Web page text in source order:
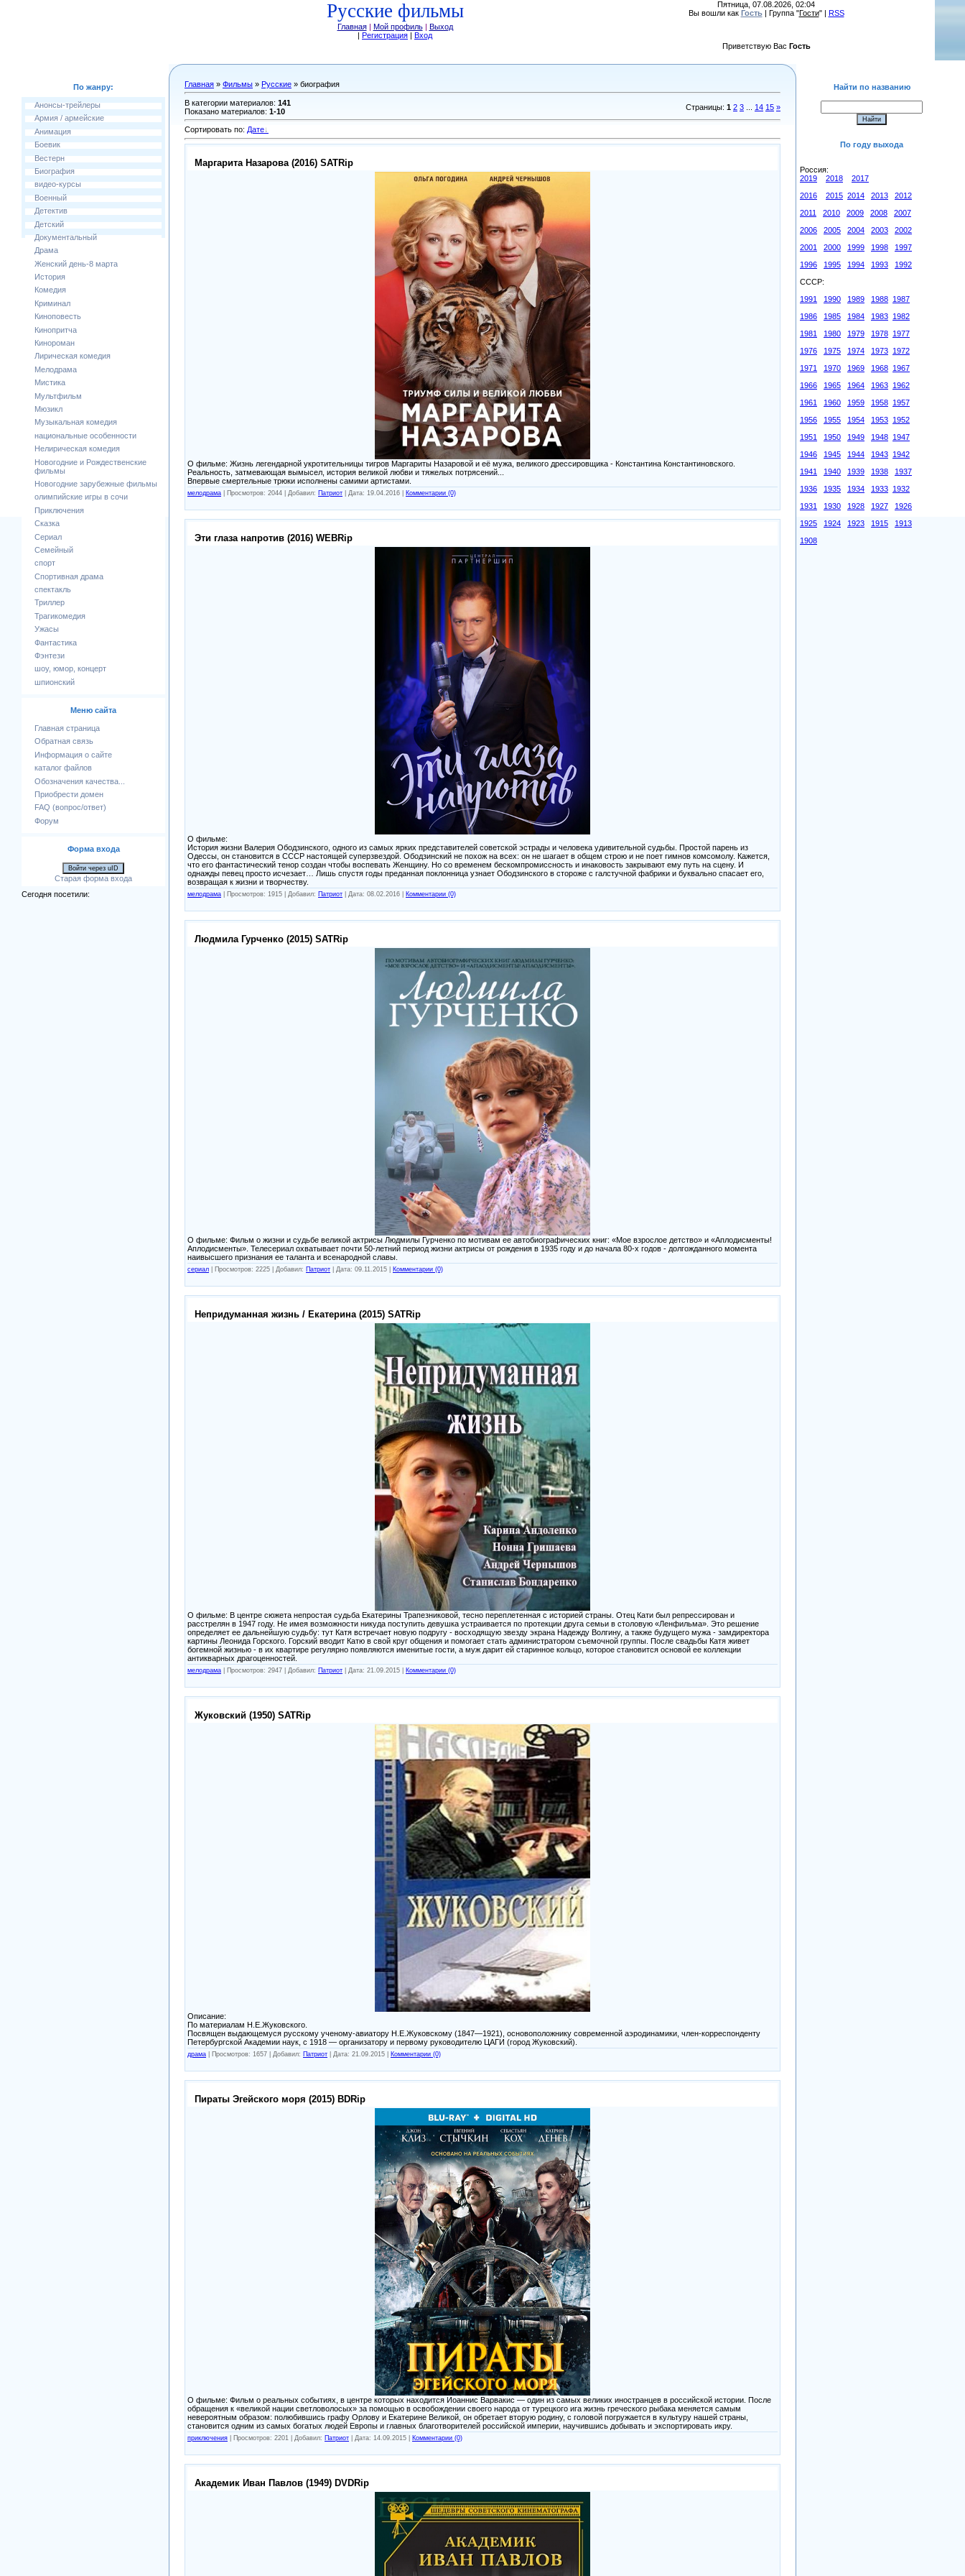
Русские фильмы
Главная| Мой профиль| Выход
| Регистрация | Вход
Пятница, 07.08.2026, 02:04
Вы вошли как Гость| Группа "Гости" | RSS
Приветствую Вас Гость
По жанру:
Анонсы-трейлеры
Армия / армейские
Анимация
Боевик
Вестерн
Биография
видео-курсы
Военный
Детектив
Детский
Документальный
Драма
Женский день-8 марта
История
Комедия
Криминал
Киноповесть
Кинопритча
Кинороман
Лирическая комедия
Мелодрама
Мистика
Мультфильм
Мюзикл
Музыкальная комедия
национальные особенности
Нелирическая комедия
Новогодние и Рождественские
фильмы
Новогодние зарубежные фильмы
олимпийские игры в сочи
Приключения
Сказка
Сериал
Семейный
спорт
Спортивная драма
спектакль
Триллер
Трагикомедия
Ужасы
Фантастика
Фэнтези
шоу, юмор, концерт
шпионский
Меню сайта
Главная страница
Обратная связь
Информация о сайте
каталог файлов
Обозначения качества...
Приобрести домен
FAQ (вопрос/ответ)
Форум
Форма входа
Войти через uID
Старая форма входа
Сегодня посетили:
Главная » Фильмы » Русские » биография
В категории материалов: 141
Показано материалов: 1-10 Страницы: 1 2 3 14 15 »
Сортировать по: Дате
Маргарита Назарова (2016) SATRip
О фильме: Жизнь легендарной укротительницы тигров Маргариты Назаровой и её мужа, великого дрессировщика - Константина Константиновского.
Реальность, затмевающая вымысел, история великой любви и тяжелых потрясений...
Впервые смертельные трюки исполнены самими артистами.
мелодрама Просмотров: 2044 | Добавил: Патриот Дата: 19.04.2016 Комментарии (0)
Эти глаза напротив (2016) WEBRip
О фильме:
История жизни Валерия Ободзинского, одного из самых ярких представителей советской эстрады и человека удивительной судьбы. Простой парень из
Одессы, он становится в СССР настоящей суперзвездой. Ободзинский не похож на всех: он не шагает в общем строю и не поет гимнов комсомолу. Кажется,
что его фантастический тенор создан чтобы воспевать Женщину. Но со временем бескомпромиссность и инаковость закрывают ему путь на сцену. И
однажды певец просто исчезает… Лишь спустя годы преданная поклонница узнает Ободзинского в стороже с галстучной фабрики и буквально спасает его,
возвращая к жизни и творчеству.
мелодрама Просмотров: 1915 | Добавил: Патриот Дата: 08.02.2016 Комментарии (0)
Людмила Гурченко (2015) SATRip
О фильме: Фильм о жизни и судьбе великой актрисы Людмилы Гурченко по мотивам ее автобиографических книг: «Мое взрослое детство» и «Аплодисменты!
Аплодисменты». Телесериал охватывает почти 50-летний период жизни актрисы от рождения в 1935 году и до начала 80-х годов - долгожданного момента
наивысшего признания ее таланта и всенародной славы.
сериал Просмотров: 2225 | Добавил: Патриот Дата: 09.11.2015 Комментарии (0)
Непридуманная жизнь / Екатерина (2015) SATRip
О фильме: В центре сюжета непростая судьба Екатерины Трапезниковой, тесно переплетенная с историей страны. Отец Кати был репрессирован и
расстрелян в 1947 году. Не имея возможности никуда поступить девушка устраивается по протекции друга семьи в столовую «Ленфильма». Это решение
определяет ее дальнейшую судьбу: тут Катя встречает новую подругу - восходящую звезду экрана Надежду Волгину, а также будущего мужа - замдиректора
картины Леонида Горского. Горский вводит Катю в свой круг общения и помогает стать администратором съемочной группы. После свадьбы Катя живет
богемной жизнью - в их квартире регулярно появляются именитые гости, а муж дарит ей старинное кольцо, которое становится основой ее коллекции
антикварных драгоценностей.
мелодрама Просмотров: 2947 | Добавил: Патриот Дата: 21.09.2015 Комментарии (0)
Жуковский (1950) SATRip
Описание:
По материалам Н.Е.Жуковского.
Посвящен выдающемуся русскому ученому-авиатору Н.Е.Жуковскому (1847—1921), основоположнику современной аэродинамики, член-корреспонденту
Петербургской Академии наук, с 1918 — организатору и первому руководителю ЦАГИ (город Жуковский).
драма Просмотров: 1657 | Добавил: Патриот Дата: 21.09.2015 Комментарии (0)
Пираты Эгейского моря (2015) BDRip
О фильме: Фильм о реальных событиях, в центре которых находится Иоаннис Варвакис — один из самых великих иностранцев в российской истории. После
обращения к «великой нации светловолосых» за помощью в освобождении своего народа от турецкого ига жизнь греческого рыбака меняется самым
невероятным образом: полюбившись графу Орлову и Екатерине Великой, он обретает вторую родину, с головой погружается в культуру нашей страны,
становится одним из самых богатых людей Европы и главных благотворителей российской империи, научившись добывать и экспортировать икру.
приключения Просмотров: 2201 | Добавил: Патриот Дата: 14.09.2015 Комментарии (0)
Академик Иван Павлов (1949) DVDRip
Найти по названию
По году выхода
Россия:
2019
2018
2017
2016
2015 2014 2013
2012
2011
2010 2009 2008
2007
2006
2005 2004 2003
2002
2001
2000 1999 1998
1997
1996
1995 1994 1993
1992
СССР:
1991
1990 1989 1988 1987
1986
1985 1984 1983 1982
1981
1980 1979 1978 1977
1976
1975 1974 1973 1972
1971
1970 1969 1968 1967
1966
1965 1964 1963 1962
1961
1960 1959 1958 1957
1956
1955 1954 1953 1952
1951
1950 1949 1948 1947
1946
1945 1944 1943 1942
1941
1940 1939 1938
1937
1936
1935 1934 1933 1932
1931
1930 1928 1927
1926
1925
1924 1923 1915
1913
1908